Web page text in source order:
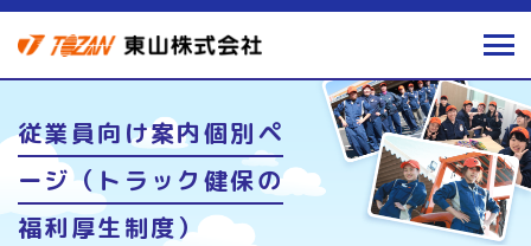
従業員向け案内個別ペ
ージ（トラック健保の
福利厚生制度）